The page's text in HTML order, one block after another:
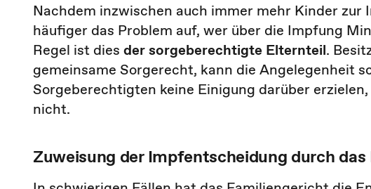
Nachdem inzwischen auch immer mehr Kinder
häufiger das Problem auf, wer über die Impfung
Regel ist dies der sorgeberechtigte Elternteil.
gemeinsame Sorgerecht, kann die Angelegenheit
Sorgeberechtigten keine Einigung darüber
nicht.
Zuweisung der Impfentscheidung durch